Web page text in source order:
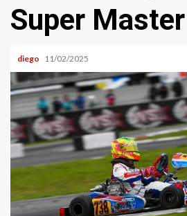
Super
diego 11/02/2025